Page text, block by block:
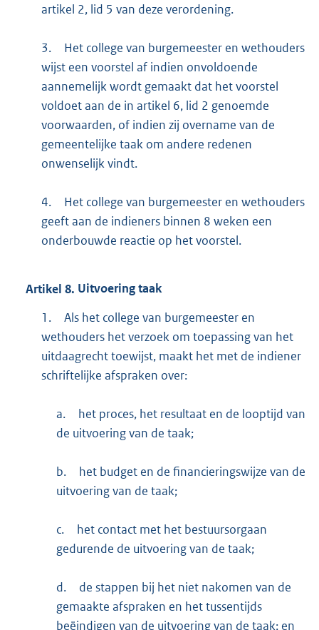
artikel 2, lid 5 van deze verordening.
3.
Het college van burgemeester en wethouders
wijst een voorstel af indien onvoldoende
aannemelijk wordt gemaakt dat het voorstel
voldoet aan de in artikel 6, lid 2 genoemde
voorwaarden, of indien zij overname van de
gemeentelijke taak om andere redenen
onwenselijk vindt.
4.
Het college van burgemeester en wethouders
geeft aan de indieners binnen 8 weken een
onderbouwde reactie op het voorstel.
Artikel 8. Uitvoering taak
1.
Als het college van burgemeester en
wethouders het verzoek om toepassing van het
uitdaagrecht toewijst, maakt het met de indiener
schriftelijke afspraken over:
a.
het proces, het resultaat en de looptijd van
de uitvoering van de taak;
b.
het budget en de financieringswijze van de
uitvoering van de taak;
c.
het contact met het bestuursorgaan
gedurende de uitvoering van de taak;
d.
de stappen bij het niet nakomen van de
gemaakte afspraken en het tussentijds
beëindigen van de uitvoering van de taak; en